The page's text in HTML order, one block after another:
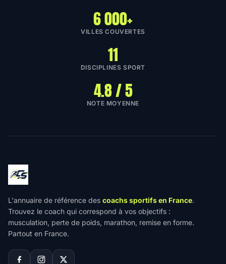
6 000+
VILLES COUVERTES
11
DISCIPLINES SPORT
4.8 / 5
NOTE MOYENNE
L'annuaire de référence des coachs sportifs en France.
Trouvez le coach qui correspond à vos objectifs :
musculation, perte de poids, marathon, remise en forme.
Partout en France.